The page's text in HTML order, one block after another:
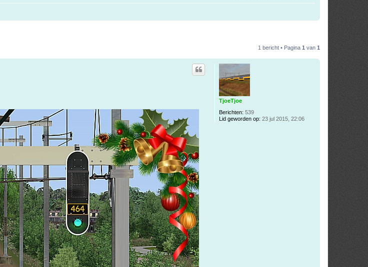
1 bericht • Pagina 1 van 1
TjoeTjoe
Berichten: 539
Lid geworden op: 23 jul 2015, 22:06